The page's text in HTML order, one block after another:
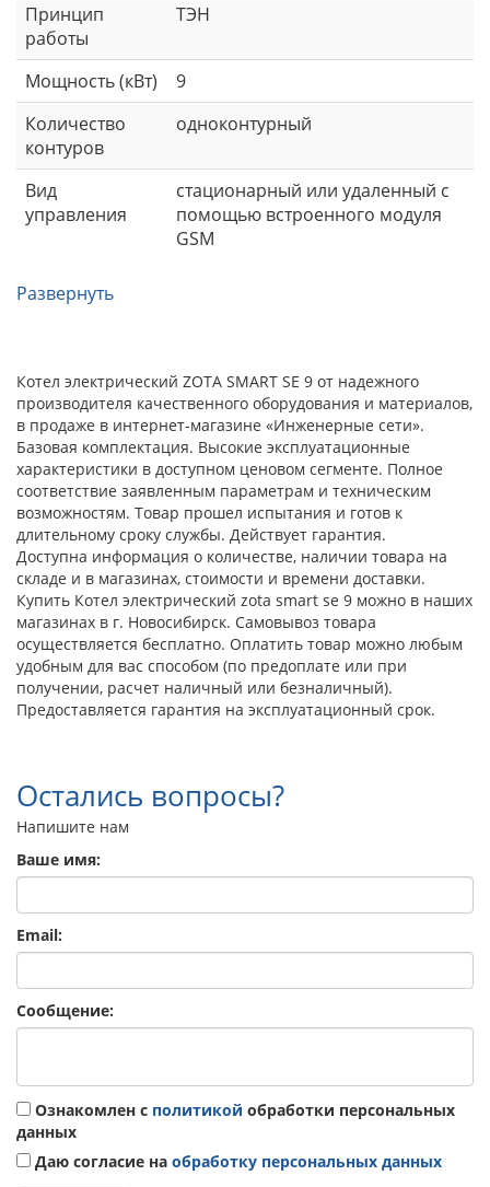
Принцип
работы
ТЭН
Мощность (кВт)
9
Количество
контуров
одноконтурный
Вид
управления
стационарный или удаленный с
помощью встроенного модуля
GSM
Развернуть
Котел электрический ZOTA SMART SE 9 от надежного
производителя качественного оборудования и материалов,
в продаже в интернет-магазине «Инженерные сети».
Базовая комплектация. Высокие эксплуатационные
характеристики в доступном ценовом сегменте. Полное
соответствие заявленным параметрам и техническим
возможностям. Товар прошел испытания и готов к
длительному сроку службы. Действует гарантия.
Доступна информация о количестве, наличии товара на
складе и в магазинах, стоимости и времени доставки.
Купить Котел электрический zota smart se 9 можно в наших
магазинах в г. Новосибирск. Самовывоз товара
осуществляется бесплатно. Оплатить товар можно любым
удобным для вас способом (по предоплате или при
получении, расчет наличный или безналичный).
Предоставляется гарантия на эксплуатационный срок.
Остались вопросы?
Напишите нам
Ваше имя:
Email:
Сообщение:
Ознакомлен с политикой обработки персональных
данных
Даю согласие на обработку персональных данных